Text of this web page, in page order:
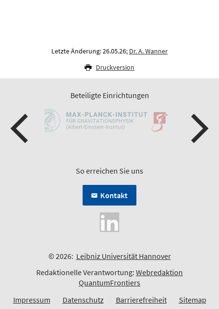
Letzte Änderung: 26.05.26; Dr. A. Wanner
Druckversion
Beteiligte Einrichtungen
So erreichen Sie uns
Kontakt
© 2026: Leibniz Universität Hannover
Redaktionelle Verantwortung: Webredaktion
QuantumFrontiers
Impressum
Datenschutz Barrierefreiheit Sitemap